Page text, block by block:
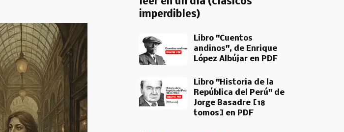
imperdibles)
Libro "Cuentos
andinos", de Enrique
López Albújar en PDF
Libro "Historia de la
República del Perú" de
Jorge Basadre [18
tomos] en PDF